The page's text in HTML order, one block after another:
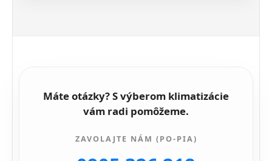
Máte otázky? S výberom klimatizácie
vám radi pomôžeme.
ZAVOLAJTE NÁM (PO-PIA)